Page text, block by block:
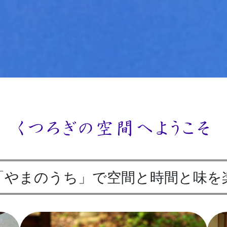
やまのうち」で空間と時間と味を